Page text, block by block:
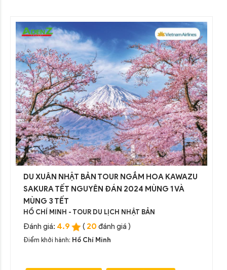
DU XUÂN NHẬT BẢN TOUR NGẮM HOA KAWAZU
SAKURA TẾT NGUYÊN ĐÁN 2024 MÙNG 1 VÀ
MÙNG 3 TẾT
HỒ CHÍ MINH - TOUR DU LỊCH NHẬT BẢN
Đánh giá: 4.9 ( 20 đánh giá )
Điểm khởi hành: Hồ Chí Minh